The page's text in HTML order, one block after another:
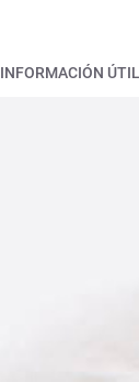
INFORMACIÓN ÚTIL